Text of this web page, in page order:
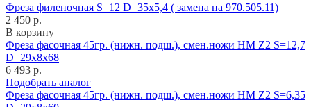
Фреза филеночная S=12 D=35x5,4 ( замена на 970.505.11)
2 450 р.
В корзину
Фреза фасочная 45гр. (нижн. подш.), смен.ножи HM Z2 S=12,7
D=29x8x68
6 493 р.
Подобрать аналог
Фреза фасочная 45гр. (нижн. подш.), смен.ножи HM Z2 S=6,35